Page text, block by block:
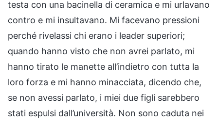
testa con una bacinella di ceramica e mi urlavano
contro e mi insultavano. Mi facevano pressioni
perché rivelassi chi erano i leader superiori;
quando hanno visto che non avrei parlato, mi
hanno tirato le manette all’indietro con tutta la
loro forza e mi hanno minacciata, dicendo che,
se non avessi parlato, i miei due figli sarebbero
stati espulsi dall’università. Non sono caduta nei